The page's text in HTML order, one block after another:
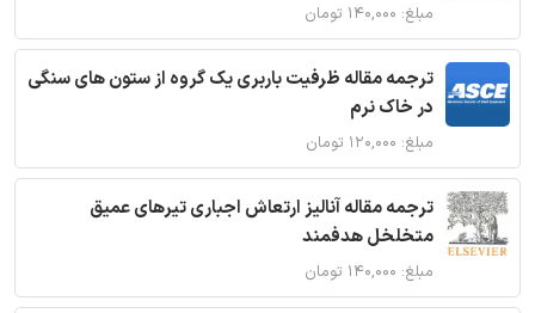
مبلغ: ۱۴۰,۰۰۰ تومان
ترجمه مقاله ظرفیت باربری یک گروه از ستون های سنگی
در خاک نرم
مبلغ: ۱۲۰,۰۰۰ تومان
ترجمه مقاله آنالیز ارتعاش اجباری تیرهای عمیق
متخلخل هدفمند
مبلغ: ۱۴۰,۰۰۰ تومان